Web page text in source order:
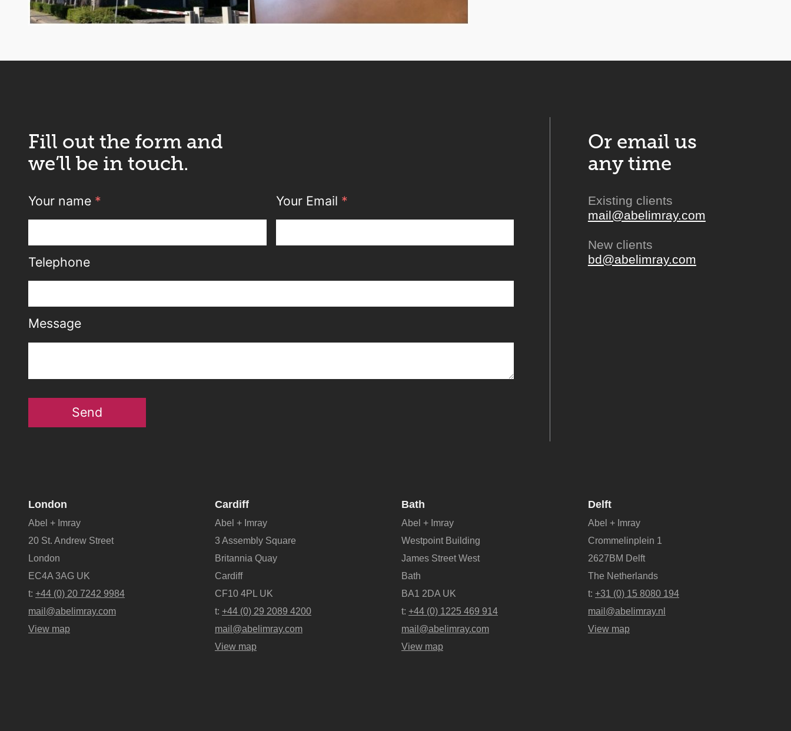
Fill out the form and
we’ll be in touch.
Your name * Your Email *
Telephone
Message
Send
Or email us
any time
Existing clients
mail@abelimray.com
New clients
bd@abelimray.com
London
Abel + Imray
20 St. Andrew Street
London
EC4A 3AG UK
t: +44 (0) 20 7242 9984
mail@abelimray.com
View map
Cardiff
Abel + Imray
3 Assembly Square
Britannia Quay
Cardiff
CF10 4PL UK
t: +44 (0) 29 2089 4200
mail@abelimray.com
View map
Bath
Abel + Imray
Westpoint Building
James Street West
Bath
BA1 2DA UK
t: +44 (0) 1225 469 914
mail@abelimray.com
View map
Delft
Abel + Imray
Crommelinplein 1
2627BM Delft
The Netherlands
t: +31 (0) 15 8080 194
mail@abelimray.nl
View map